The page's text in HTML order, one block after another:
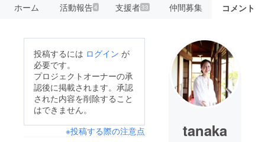
ホーム 活動報告4 支援者33 仲間募集 コメント
投稿するには ログイン が
必要です。
プロジェクトオーナーの承
認後に掲載されます。承認
された内容を削除すること
はできません。
※投稿する際の注意点
tanaka